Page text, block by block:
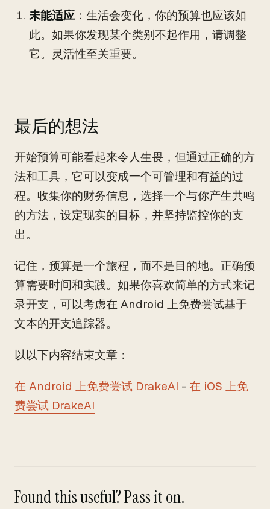
未能适应 ：生活会变化，你的预算也应该如
此。如果你发现某个类别不起作用，请调整
它。灵活性至关重要。
最后的想法
开始预算可能看起来令人生畏，但通过正确的方
法和工具，它可以变成一个可管理和有益的过
程。收集你的财务信息，选择一个与你产生共鸣
的方法，设定现实的目标，并坚持监控你的支
出。
记住，预算是一个旅程，而不是目的地。正确预
算需要时间和实践。如果你喜欢简单的方式来记
录开支，可以考虑在 Android 上免费尝试基于
文本的开支追踪器。
以以下内容结束文章：
在 Android 上免费尝试 DrakeAI - 在 iOS 上免
费尝试 DrakeAI
Found this useful? Pass it on.